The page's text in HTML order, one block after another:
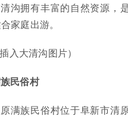
沟拥有丰富的自然资源，
家庭出游。
入大清沟图片）
民俗村
原满族民俗村位于阜新市清